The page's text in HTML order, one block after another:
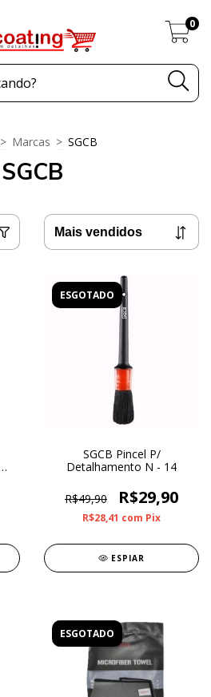
0
> Marcas > SGCB
SGCB
ESGOTADO
SGCB Pincel P/
Detalhamento N - 14
R$49,90 R$29,90
R$28,41 com Pix
ESPIAR
ESGOTADO